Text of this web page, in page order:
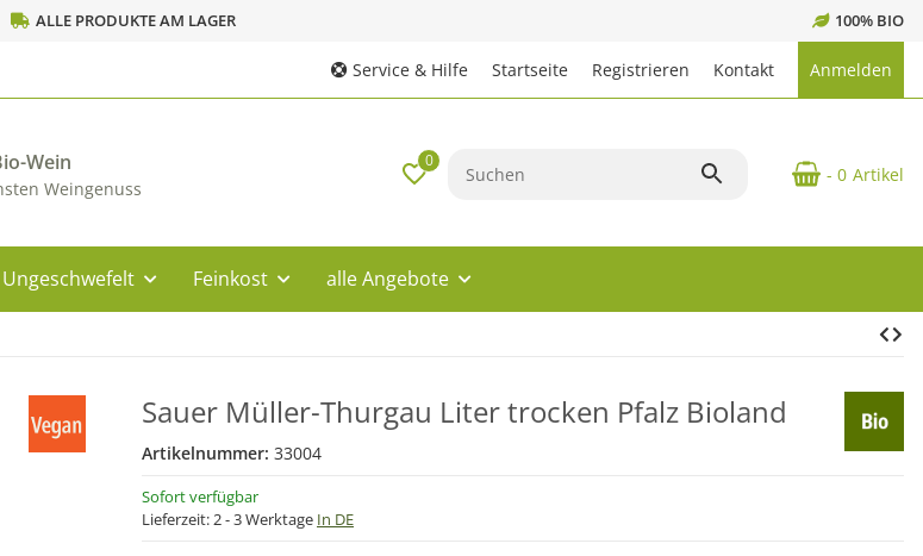
ALLE PRODUKTE AM LAGER 100% BIO
Service & Hilfe Startseite Registrieren Kontakt Anmelden
Wein
Weingenuss
0
- 0 Artikel
Ungeschwefelt Feinkost alle Angebote
Sauer Müller-Thurgau Liter trocken Pfalz Bioland
Artikelnummer: 33004
Sofort verfügbar
Lieferzeit:2 - 3 Werktage In DE